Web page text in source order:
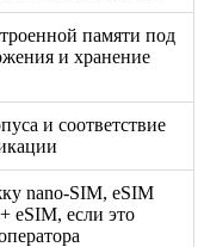
памяти под
и хранение
и соответствие
nano-SIM, eSIM
eSIM, если это